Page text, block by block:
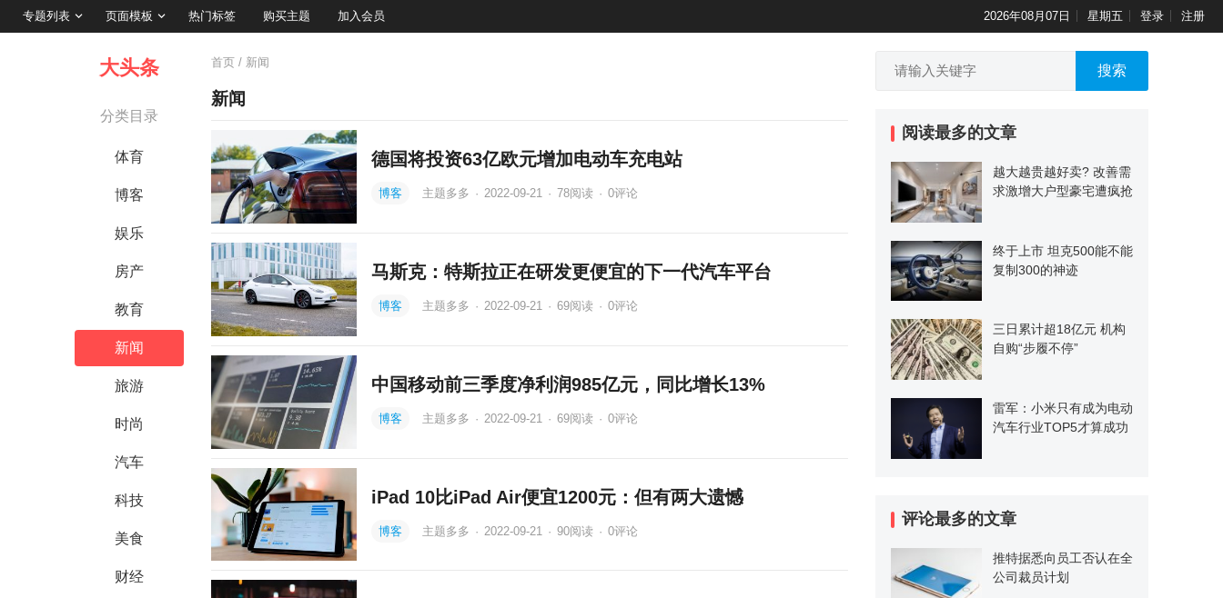
专题列表 页面模板 热门标签 购买主题 加入会员 2026年08月07日 星期五 登录 注册
大头条
分类目录
体育
博客
娱乐
房产
教育
新闻
旅游
时尚
汽车
科技
美食
财经
首页 / 新闻
新闻
德国将投资63亿欧元增加电动车充电站
博客 主题多多 · 2022-09-21 · 78阅读 · 0评论
马斯克：特斯拉正在研发更便宜的下一代汽车平台
博客 主题多多 · 2022-09-21 · 69阅读 · 0评论
中国移动前三季度净利润985亿元，同比增长13%
博客 主题多多 · 2022-09-21 · 69阅读 · 0评论
iPad 10比iPad Air便宜1200元：但有两大遗憾
博客 主题多多 · 2022-09-21 · 90阅读 · 0评论
搜索
阅读最多的文章
越大越贵越好卖? 改善需
求激增大户型豪宅遭疯抢
终于上市 坦克500能不能
复制300的神迹
三日累计超18亿元 机构
自购“步履不停”
雷军：小米只有成为电动
汽车行业TOP5才算成功
评论最多的文章
推特据悉向员工否认在全
公司裁员计划